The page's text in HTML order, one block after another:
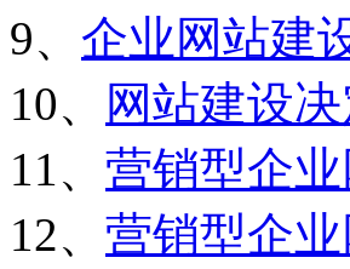
9、 企业网站建
10、
网站建设
11、 营销型企
12、 营销型企